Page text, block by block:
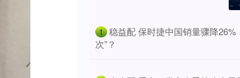
1 稳益配 保时捷中国销量骤降26%
次”？